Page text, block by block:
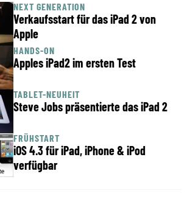
NEXT GENERATION
Verkaufsstart für das iPad 2 von
Apple
HANDS-ON
Apples iPad2 im ersten Test
TABLET-NEUHEIT
Steve Jobs präsentierte das iPad 2
FRÜHSTART
iOS 4.3 für iPad, iPhone & iPod
verfügbar